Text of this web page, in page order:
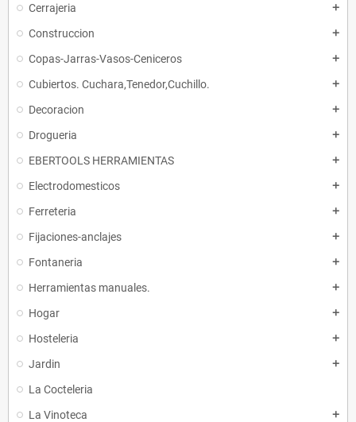
Cerrajeria add
Construccion add
Copas-Jarras-Vasos-Ceniceros add
Cubiertos. Cuchara,Tenedor,Cuchillo. add
Decoracion add
Drogueria add
EBERTOOLS HERRAMIENTAS add
Electrodomesticos add
Ferreteria add
Fijaciones-anclajes add
Fontaneria add
Herramientas manuales. add
Hogar add
Hosteleria add
Jardin add
La Cocteleria
La Vinoteca
add